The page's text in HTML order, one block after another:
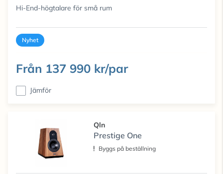
Hi-End-högtalare för små rum
Nyhet
Från 137 990 kr/par
Jämför
Qln
Prestige One
Byggs på beställning